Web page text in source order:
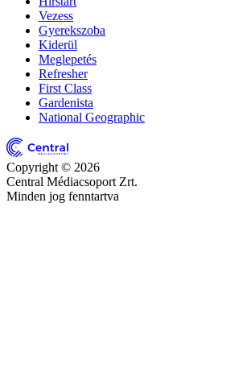
Vezess
Gyerekszoba
Kiderül
Meglepetés
Refresher
First Class
Gardenista
National Geographic
Copyright © 2026
Central Médiacsoport Zrt.
Minden jog fenntartva